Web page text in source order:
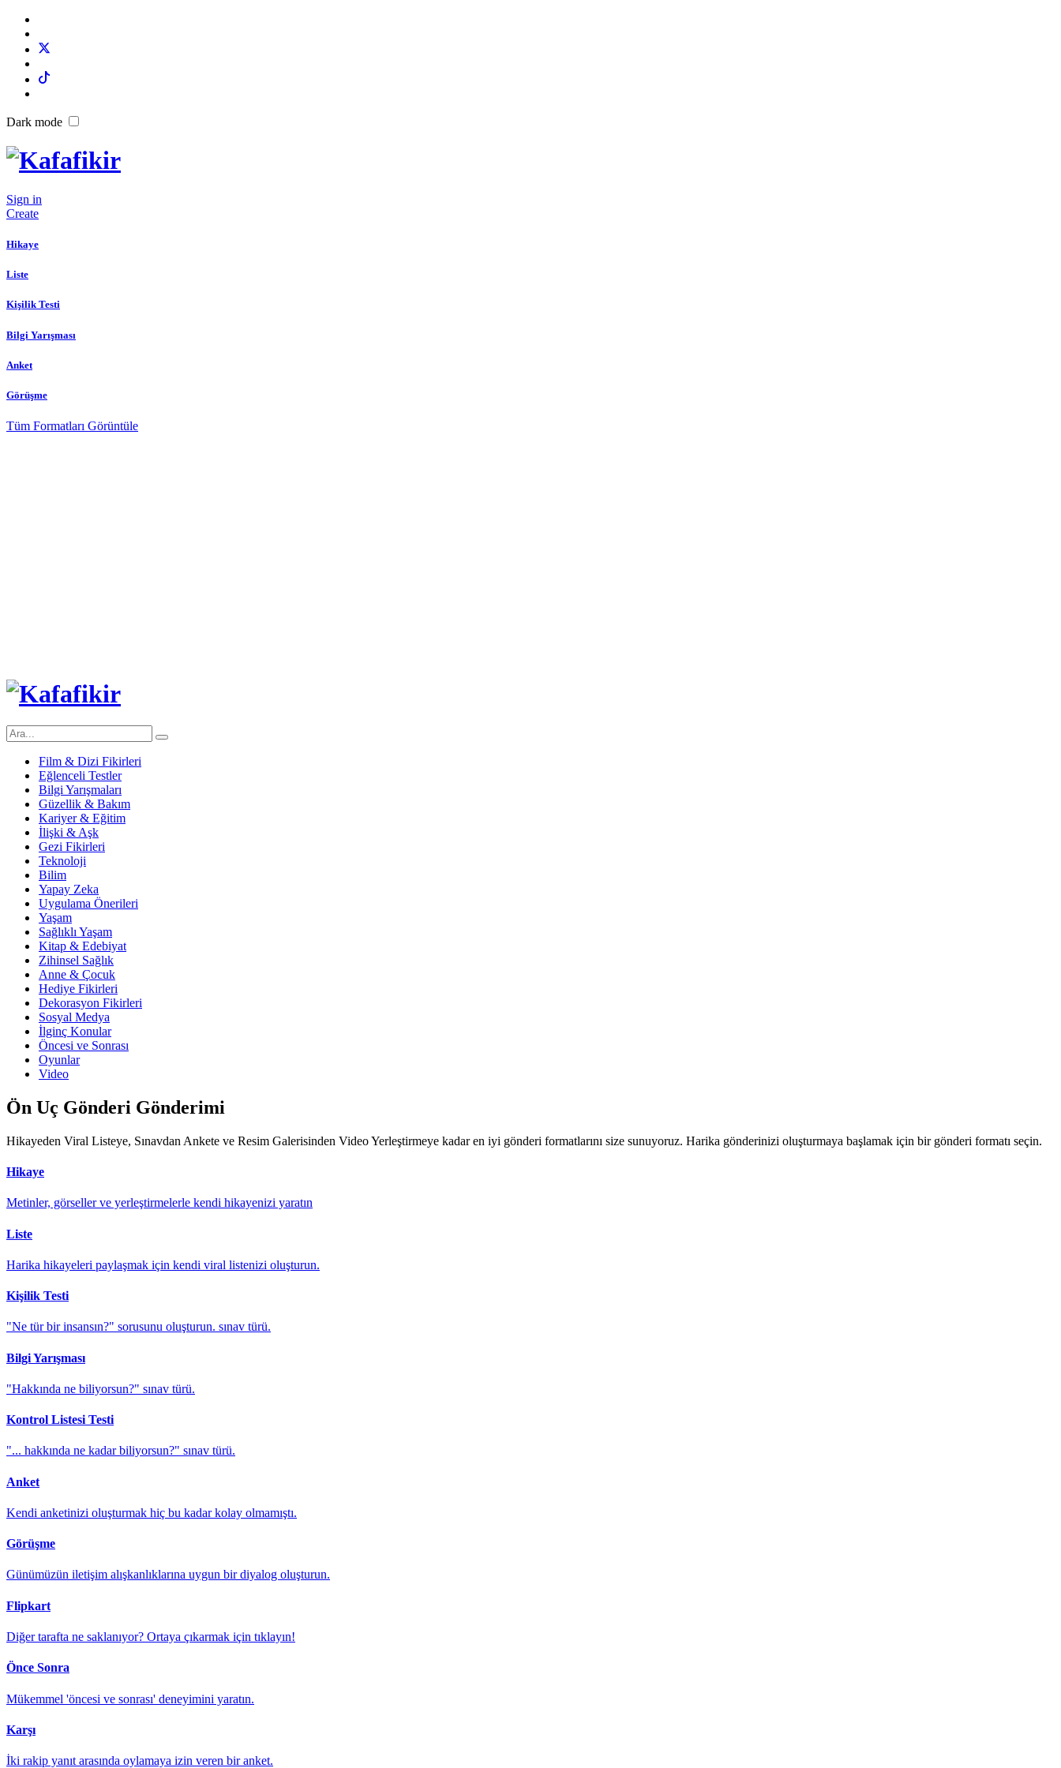
Dark mode
Sign in
Create
Hikaye
Liste
Kişilik Testi
Bilgi Yarışması
Anket
Görüşme
Tüm Formatları Görüntüle
Film & Dizi Fikirleri
Eğlenceli Testler
Bilgi Yarışmaları
Güzellik & Bakım
Kariyer & Eğitim
İlişki & Aşk
Gezi Fikirleri
Teknoloji
Bilim
Yapay Zeka
Uygulama Önerileri
Yaşam
Sağlıklı Yaşam
Kitap & Edebiyat
Zihinsel Sağlık
Anne & Çocuk
Hediye Fikirleri
Dekorasyon Fikirleri
Sosyal Medya
İlginç Konular
Öncesi ve Sonrası
Oyunlar
Video
Ön Uç Gönderi Gönderimi
Hikayeden Viral Listeye, Sınavdan Ankete ve Resim Galerisinden Video Yerleştirmeye kadar en iyi gönderi formatlarını size sunuyoruz. Harika gönderinizi oluşturmaya başlamak için bir gönderi formatı seçin.
Hikaye
Metinler, görseller ve yerleştirmelerle kendi hikayenizi yaratın
Liste
Harika hikayeleri paylaşmak için kendi viral listenizi oluşturun.
Kişilik Testi
"Ne tür bir insansın?" sorusunu oluşturun. sınav türü.
Bilgi Yarışması
"Hakkında ne biliyorsun?" sınav türü.
Kontrol Listesi Testi
"... hakkında ne kadar biliyorsun?" sınav türü.
Anket
Kendi anketinizi oluşturmak hiç bu kadar kolay olmamıştı.
Görüşme
Günümüzün iletişim alışkanlıklarına uygun bir diyalog oluşturun.
Flipkart
Diğer tarafta ne saklanıyor? Ortaya çıkarmak için tıklayın!
Önce Sonra
Mükemmel 'öncesi ve sonrası' deneyimini yaratın.
Karşı
İki rakip yanıt arasında oylamaya izin veren bir anket.